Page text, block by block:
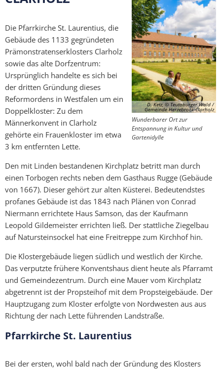
D. Ketz, © Teutoburger Wald /
Gemeinde Herzebrock-Clarholz
Wunderbarer Ort zur
Entspannung in Kultur und
Gartenidylle
Die Pfarrkirche St. Laurentius, die
Gebäude des 1133 gegründeten
Prämonstratenserklosters Clarholz
sowie das alte Dorfzentrum:
Ursprünglich handelte es sich bei
der dritten Gründung dieses
Reformordens in Westfalen um ein
Doppelkloster: Zu dem
Männerkonvent in Clarholz
gehörte ein Frauenkloster im etwa
3 km entfernten Lette.
Den mit Linden bestandenen Kirchplatz betritt man durch
einen Torbogen rechts neben dem Gasthaus Rugge (Gebäude
von 1667). Dieser gehört zur alten Küsterei. Bedeutendstes
profanes Gebäude ist das 1843 nach Plänen von Conrad
Niermann errichtete Haus Samson, das der Kaufmann
Leopold Gildemeister errichten ließ. Der stattliche Ziegelbau
auf Natursteinsockel hat eine Freitreppe zum Kirchhof hin.
Die Klostergebäude liegen südlich und westlich der Kirche.
Das verputzte frühere Konventshaus dient heute als Pfarramt
und Gemeindezentrum. Durch eine Mauer vom Kirchplatz
abgetrennt ist der Propsteihof mit dem Propsteigebäude. Der
Hauptzugang zum Kloster erfolgte von Nordwesten aus aus
Richtung der nach Lette führenden Landstraße.
Pfarrkirche St. Laurentius
Bei der ersten, wohl bald nach der Gründung des Klosters